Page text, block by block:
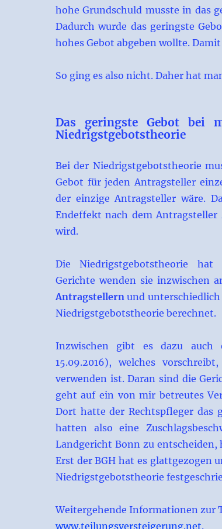
hohe Grundschuld musste in das
Dadurch wurde das geringste
hohes Gebot abgeben wollte.
So ging es also nicht. Daher hat
Das geringste Gebot bei
Niedrigstgebotstheorie
Bei der Niedrigstgebotstheorie
Gebot für jeden Antragsteller
der einzige Antragsteller wäre.
Endeffekt nach dem
wird.
Die Niedrigstgebotstheorie hat
Gerichte wenden sie inzwischen
Antragstellern und
Niedrigstgebotstheorie berechnet.
Inzwischen gibt es dazu auch
15.09.2016), welches
verwenden ist. Daran sind die
geht auf ein von mir betreutes
Dort hatte der Rechtspfleger das
hatten also eine
Landgericht Bonn zu
Erst der BGH hat es glattgezogen
Niedrigstgebotstheorie
Weitergehende Informationen zur
www.teilungsversteigerung.net.